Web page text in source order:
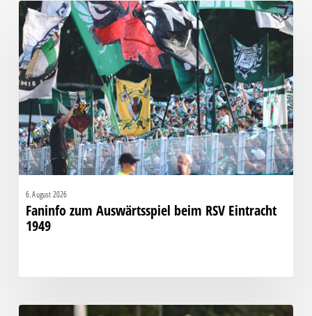
Faninfo
zum
Auswärtsspiel
beim
RSV
Eintracht
6. August 2026
Faninfo zum Auswärtsspiel beim RSV Eintracht
1949